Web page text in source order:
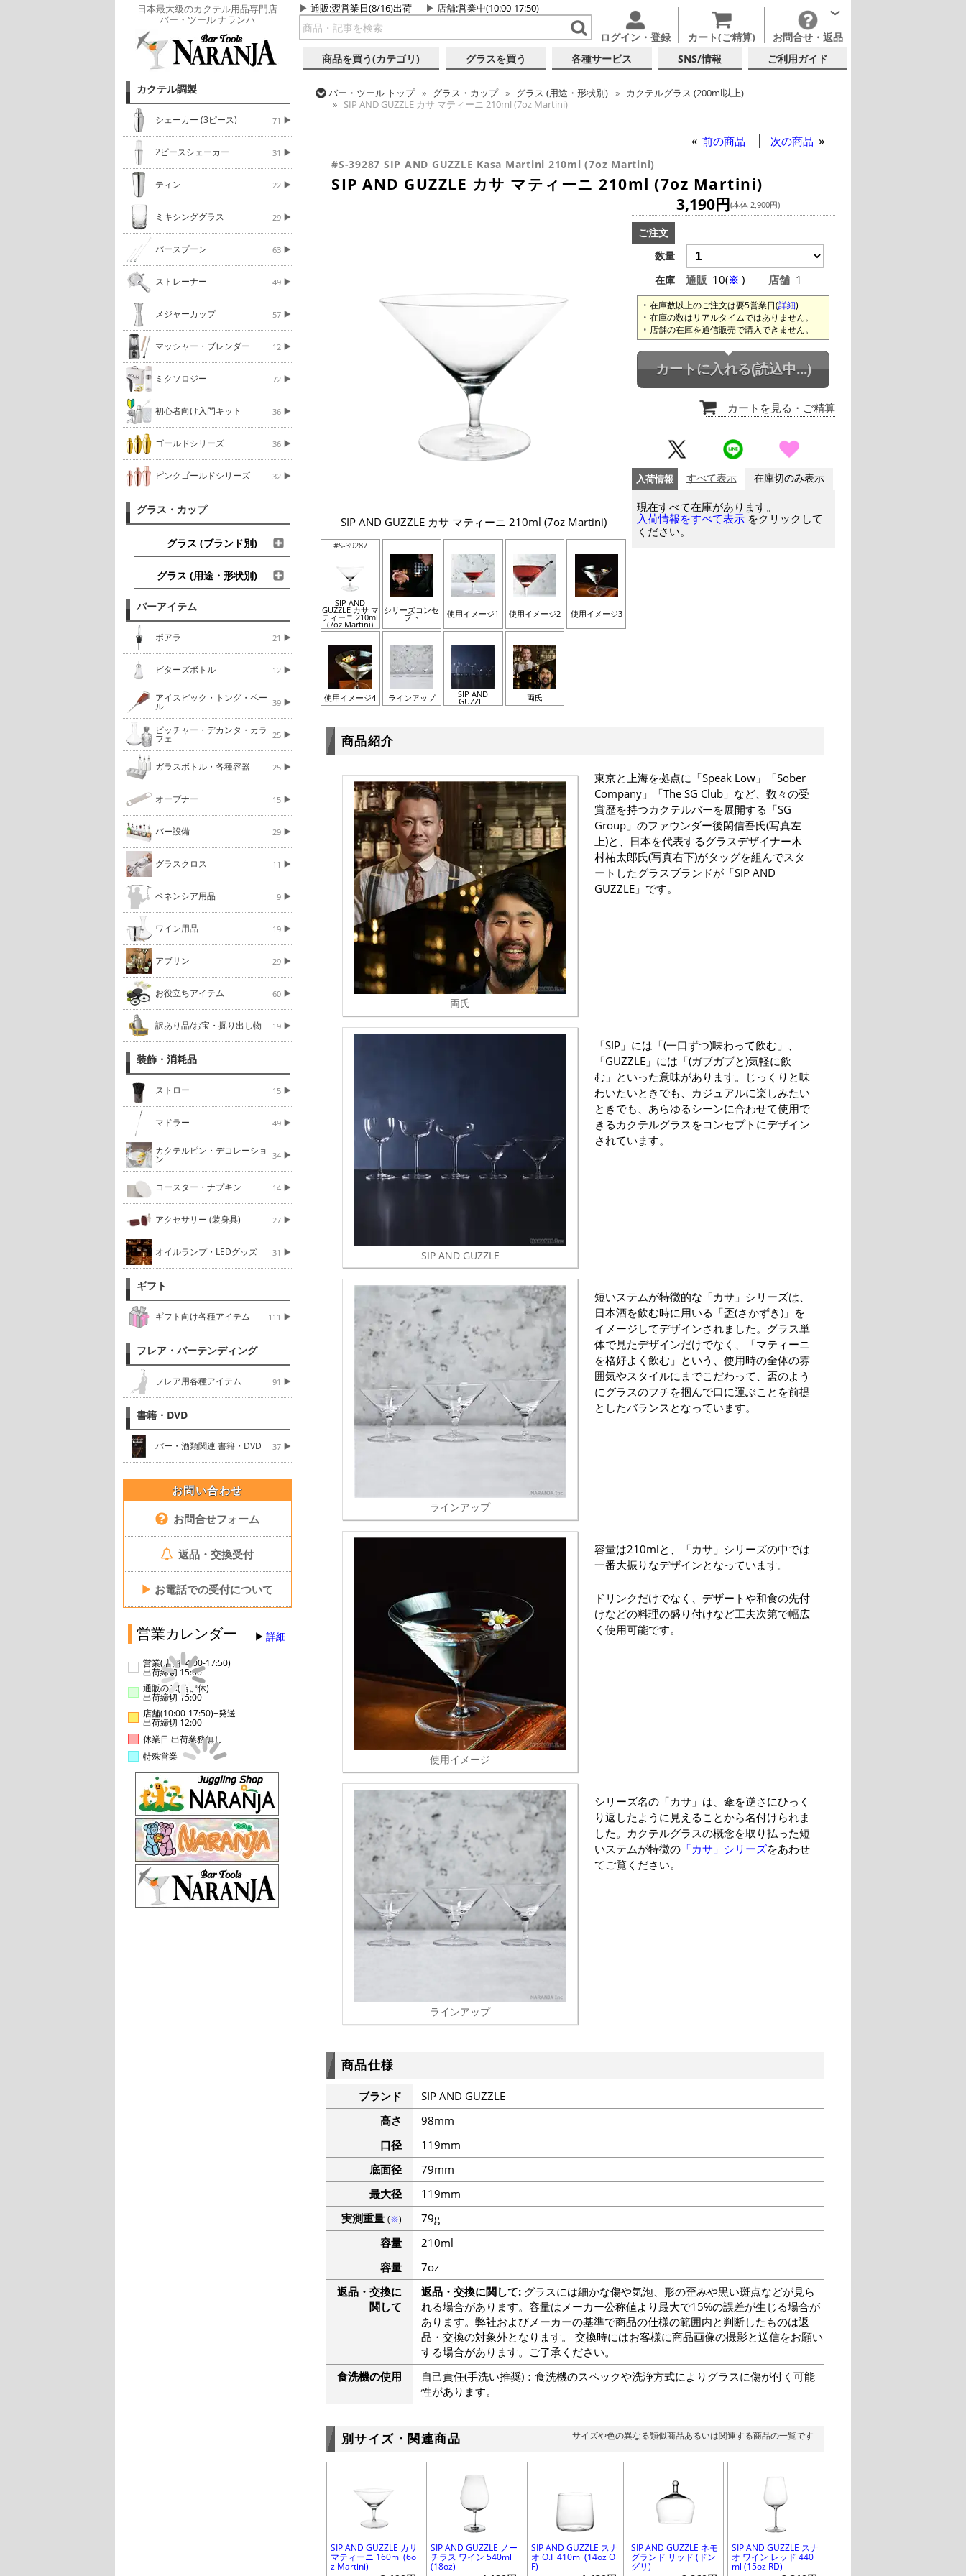
日本最大級のカクテル用品専門店
バー・ツール ナランハ
通販:翌営業日(8/16)出荷 店舗:営業中(10:00-17:50)
ログイン・登録 カート(ご精算) お問合せ・返品
商品を買う(カテゴリ) グラスを買う 各種サービス SNS/情報 ご利用ガイド
カクテル調製
シェーカー (3ピース) 71
2ピースシェーカー 31
ティン 22
ミキシンググラス 29
バースプーン 63
ストレーナー 49
メジャーカップ 57
マッシャー・ブレンダー 12
ミクソロジー 72
初心者向け入門キット 36
ゴールドシリーズ 36
ピンクゴールドシリーズ 32
グラス・カップ
グラス (ブランド別)
グラス (用途・形状別)
バーアイテム
ポアラ 21
ビターズボトル 12
アイスピック・トング・ペー
ル 39
ピッチャー・デカンタ・カラ
フェ 25
ガラスボトル・各種容器 25
オープナー 15
バー設備 29
グラスクロス 11
ベネンシア用品 9
ワイン用品 19
アブサン 29
お役立ちアイテム 60
訳あり品/お宝・掘り出し物 19
装飾・消耗品
ストロー 15
マドラー 49
カクテルピン・デコレーショ
ン 34
コースター・ナプキン 14
アクセサリー (装身具) 27
オイルランプ・LEDグッズ 31
ギフト
ギフト向け各種アイテム 111
フレア・バーテンディング
フレア用各種アイテム 91
書籍・DVD
バー・酒類関連 書籍・DVD 37
お問い合わせ
お問合せフォーム
返品・交換受付
▶ お電話での受付について
営業カレンダー 詳細
営業(店舗14:00-17:50)
出荷締切 15:00
通販のみ(店舗休)
出荷締切 15:00
店舗(10:00-17:50)+発送
出荷締切 12:00
休業日 出荷業務無し
特殊営業
バー・ツール トップ グラス・カップ グラス (用途・形状別)
カクテルグラス (200ml以上)
SIP AND GUZZLE カサ マティーニ 210ml (7oz Martini)
前の商品 次の商品
#S-39287 SIP AND GUZZLE Kasa Martini 210ml (7oz Martini)
SIP AND GUZZLE カサ マティーニ 210ml (7oz Martini)
SIP AND GUZZLE カサ マティーニ 210ml (7oz Martini)
#S-39287
SIP AND
GUZZLE カサ マ
ティーニ 210ml
(7oz Martini)
シリーズコンセ
プト 使用イメージ1 使用イメージ2 使用イメージ3
使用イメージ4 ラインアップ SIP AND
GUZZLE 両氏
3,190円(本体 2,900円)
ご注文
数量
在庫
通販 10(※ ) 店舗 1
在庫数以上のご注文は要5営業日(詳細)
在庫の数はリアルタイムではありません。
店舗の在庫を通信販売で購入できません。
カートに入れる(読込中...)
カートを見る ・ご精算
入荷情報 すべて表示 在庫切のみ表示
現在すべて在庫があります。
入荷情報をすべて表示 をクリックして
ください。
商品紹介
両氏
東京と上海を拠点に「Speak Low」「Sober
Company」「The SG Club」など、数々の受
賞歴を持つカクテルバーを展開する「SG
Group」のファウンダー後閑信吾氏(写真左
上)と、日本を代表するグラスデザイナー木
村祐太郎氏(写真右下)がタッグを組んでスタ
ートしたグラスブランドが「SIP AND
GUZZLE」です。
SIP AND GUZZLE
「SIP」には「(一口ずつ)味わって飲む」、
「GUZZLE」には「(ガブガブと)気軽に飲
む」といった意味があります。じっくりと味
わいたいときでも、カジュアルに楽しみたい
ときでも、あらゆるシーンに合わせて使用で
きるカクテルグラスをコンセプトにデザイン
されています。
ラインアップ
短いステムが特徴的な「カサ」シリーズは、
日本酒を飲む時に用いる「盃(さかずき)」を
イメージしてデザインされました。グラス単
体で見たデザインだけでなく、「マティーニ
を格好よく飲む」という、使用時の全体の雰
囲気やスタイルにまでこだわって、盃のよう
にグラスのフチを掴んで口に運ぶことを前提
としたバランスとなっています。
使用イメージ
容量は210mlと、「カサ」シリーズの中では
一番大振りなデザインとなっています。
ドリンクだけでなく、デザートや和食の先付
けなどの料理の盛り付けなど工夫次第で幅広
く使用可能です。
ラインアップ
シリーズ名の「カサ」は、傘を逆さにひっく
り返したように見えることから名付けられま
した。カクテルグラスの概念を取り払った短
いステムが特徴の「カサ」シリーズをあわせ
てご覧ください。
商品仕様
ブランド
SIP AND GUZZLE
高さ
98mm
口径
119mm
底面径
79mm
最大径
119mm
実測重量 (※)
79g
容量
210ml
容量
7oz
返品・交換に
関して
返品・交換に関して:グラスには細かな傷や気泡、形の歪みや黒い斑点などが見ら
れる場合があります。容量はメーカー公称値より最大で15%の誤差が生じる場合が
あります。弊社およびメーカーの基準で商品の仕様の範囲内と判断したものは返
品・交換の対象外となります。 交換時にはお客様に商品画像の撮影と送信をお願い
する場合があります。ご了承ください。
食洗機の使用
自己責任(手洗い推奨)：食洗機のスペックや洗浄方式によりグラスに傷が付く可能
性があります。
別サイズ・関連商品 サイズや色の異なる類似商品あるいは関連する商品の一覧です
SIP AND GUZZLE カサ
マティーニ 160ml (6o
z Martini)
SIP AND GUZZLE ノー
チラス ワイン 540ml
(18oz)
SIP AND GUZZLE スナ
オ O.F 410ml (14oz O
F)
SIP AND GUZZLE ネモ
グランド リッド (ドン
グリ)
SIP AND GUZZLE スナ
オ ワイン レッド 440
ml (15oz RD)